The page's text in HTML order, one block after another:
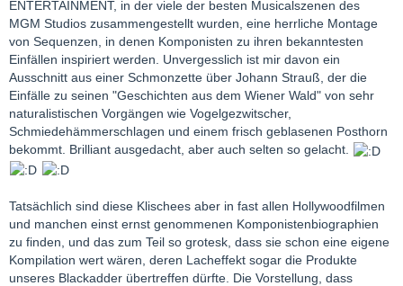
ENTERTAINMENT, in der viele der besten Musicalszenen des
MGM Studios zusammengestellt wurden, eine herrliche Montage
von Sequenzen, in denen Komponisten zu ihren bekanntesten
Einfällen inspiriert werden. Unvergesslich ist mir davon ein
Ausschnitt aus einer Schmonzette über Johann Strauß, der die
Einfälle zu seinen "Geschichten aus dem Wiener Wald" von sehr
naturalistischen Vorgängen wie Vogelgezwitscher,
Schmiedehämmerschlagen und einem frisch geblasenen Posthorn
bekommt. Brilliant ausgedacht, aber auch selten so gelacht.
Tatsächlich sind diese Klischees aber in fast allen Hollywoodfilmen
und manchen einst ernst genommenen Komponistenbiographien
zu finden, und das zum Teil so grotesk, dass sie schon eine eigene
Kompilation wert wären, deren Lacheffekt sogar die Produkte
unseres Blackadder übertreffen dürfte. Die Vorstellung, dass